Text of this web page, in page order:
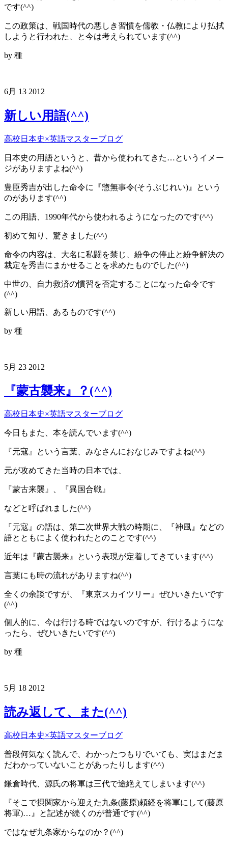
です(^^)
この政策は、戦国時代の悪しき習慣を儒教・仏教により払拭
しようと行われた、と今は考えられています(^^)
by 種
6月 13 2012
新しい用語(^^)
高校日本史×英語マスターブログ
日本史の用語というと、昔から使われてきた…というイメー
ジがありますよね(^^)
豊臣秀吉が出した命令に『惣無事令(そうぶじれい)』という
のがあります(^^)
この用語、1990年代から使われるようになったのです(^^)
初めて知り、驚きました(^^)
命令の内容は、大名に私闘を禁じ、紛争の停止と紛争解決の
裁定を秀吉にまかせることを求めたものでした(^^)
中世の、自力救済の慣習を否定することになった命令です
(^^)
新しい用語、あるものです(^^)
by 種
5月 23 2012
『蒙古襲来』？(^^)
高校日本史×英語マスターブログ
今日もまた、本を読んでいます(^^)
『元寇』という言葉、みなさんにおなじみですよね(^^)
元が攻めてきた当時の日本では、
『蒙古来襲』、『異国合戦』
などと呼ばれました(^^)
『元寇』の語は、第二次世界大戦の時期に、『神風』などの
語とともによく使われたとのことです(^^)
近年は『蒙古襲来』という表現が定着してきています(^^)
言葉にも時の流れがありますね(^^)
全くの余談ですが、『東京スカイツリー』ぜひいきたいです
(^^)
個人的に、今は行ける時ではないのですが、行けるようにな
ったら、ぜひいきたいです(^^)
by 種
5月 18 2012
読み返して、また(^^)
高校日本史×英語マスターブログ
普段何気なく読んで、わかったつもりでいても、実はまだま
だわかっていないことがあったりします(^^)
鎌倉時代、源氏の将軍は三代で途絶えてしまいます(^^)
『そこで摂関家から迎えた九条(藤原)頼経を将軍にして(藤原
将軍)…』と記述が続くのが普通です(^^)
ではなぜ九条家からなのか？(^^)